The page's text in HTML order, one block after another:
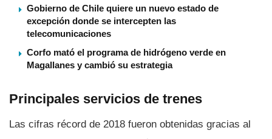
Gobierno de Chile quiere un nuevo estado de
excepción donde se intercepten las
telecomunicaciones
Corfo mató el programa de hidrógeno verde en
Magallanes y cambió su estrategia
Principales servicios de trenes
Las cifras récord de 2018 fueron obtenidas gracias al